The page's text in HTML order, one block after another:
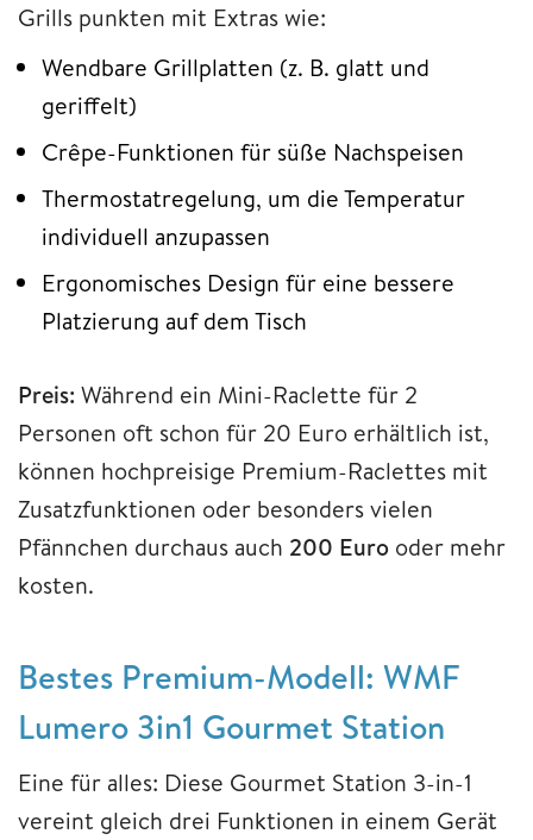
Grills punkten mit Extras wie:
Wendbare Grillplatten (z. B. glatt und
geriffelt)
Crêpe-Funktionen für süße Nachspeisen
Thermostatregelung, um die Temperatur
individuell anzupassen
Ergonomisches Design für eine bessere
Platzierung auf dem Tisch
Preis: Während ein Mini-Raclette für 2
Personen oft schon für 20 Euro erhältlich ist,
können hochpreisige Premium-Raclettes mit
Zusatzfunktionen oder besonders vielen
Pfännchen durchaus auch 200 Euro oder mehr
kosten.
Bestes Premium-Modell: WMF
Lumero 3in1 Gourmet Station
Eine für alles: Diese Gourmet Station 3-in-1
vereint gleich drei Funktionen in einem Gerät